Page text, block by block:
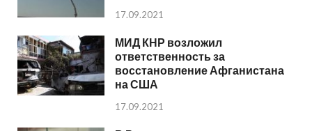
17.09.2021
МИД КНР возложил
ответственность за
восстановление Афганистана
на США
17.09.2021